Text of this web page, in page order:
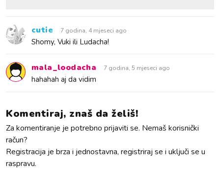
cutie 7 godina, 4 mjeseci ago
Shomy, Vuki ili Ludacha!
mala_loodacha 7 godina, 5 mjeseci ago
hahahah aj da vidim
Komentiraj, znaš da želiš!
Za komentiranje je potrebno prijaviti se. Nemaš korisnički
račun?
Registracija je brza i jednostavna, registriraj se i uključi se u
raspravu.